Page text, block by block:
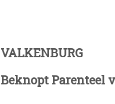
VALKENBURG
Beknopt Parenteel